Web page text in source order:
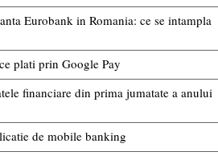
Eurobank in Romania: ce se intampla
plati prin Google Pay
financiare din prima jumatate a anului
de mobile banking